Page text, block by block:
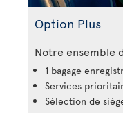
Option Plus
Notre ensemble
1 bagage
Services
Sélection de